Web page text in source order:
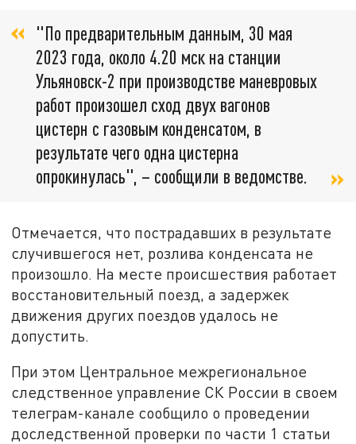
"По предварительным данным, 30 мая
2023 года, около 4.20 мск на станции
Ульяновск-2 при производстве маневровых
работ произошел сход двух вагонов
цистерн с газовым конденсатом, в
результате чего одна цистерна
опрокинулась", – сообщили в ведомстве.
Отмечается, что пострадавших в результате
случившегося нет, розлива конденсата не
произошло. На месте происшествия работает
восстановительный поезд, а задержек
движения других поездов удалось не
допустить.
При этом Центральное межрегиональное
следственное управление СК России в своем
телеграм-канале сообщило о проведении
доследственной проверки по части 1 статьи